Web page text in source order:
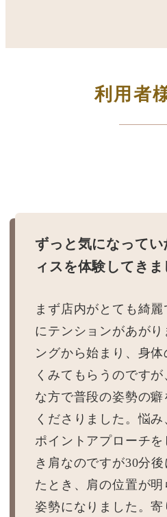
利用者
ずっと気になって
ィスを体験してきま
まず店内がとても綺
にテンションがあが
ングから始まり、身
くみてもらうのです
な方で普段の姿勢の
くださりました。悩
ポイントアプローチ
き肩なのですが30分
たとき、肩の位置が
姿勢になりました。